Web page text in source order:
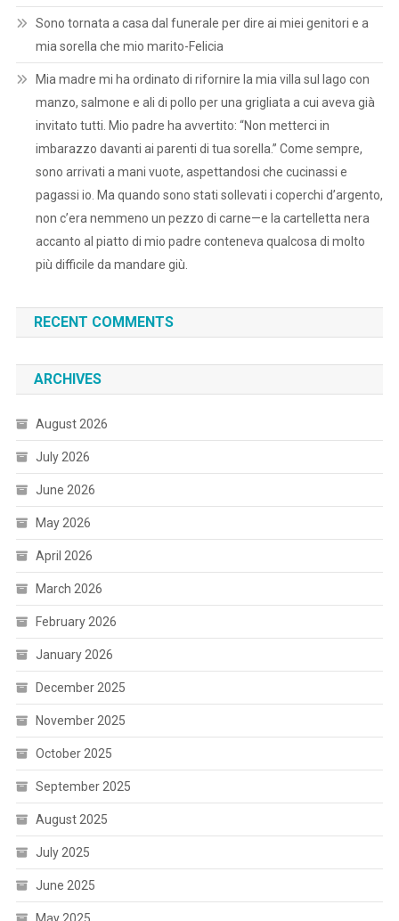
Sono tornata a casa dal funerale per dire ai miei genitori e a
mia sorella che mio marito-Felicia
Mia madre mi ha ordinato di rifornire la mia villa sul lago con
manzo, salmone e ali di pollo per una grigliata a cui aveva già
invitato tutti. Mio padre ha avvertito: “Non metterci in
imbarazzo davanti ai parenti di tua sorella.” Come sempre,
sono arrivati a mani vuote, aspettandosi che cucinassi e
pagassi io. Ma quando sono stati sollevati i coperchi d’argento,
non c’era nemmeno un pezzo di carne—e la cartelletta nera
accanto al piatto di mio padre conteneva qualcosa di molto
più difficile da mandare giù.
RECENT COMMENTS
ARCHIVES
August 2026
July 2026
June 2026
May 2026
April 2026
March 2026
February 2026
January 2026
December 2025
November 2025
October 2025
September 2025
August 2025
July 2025
June 2025